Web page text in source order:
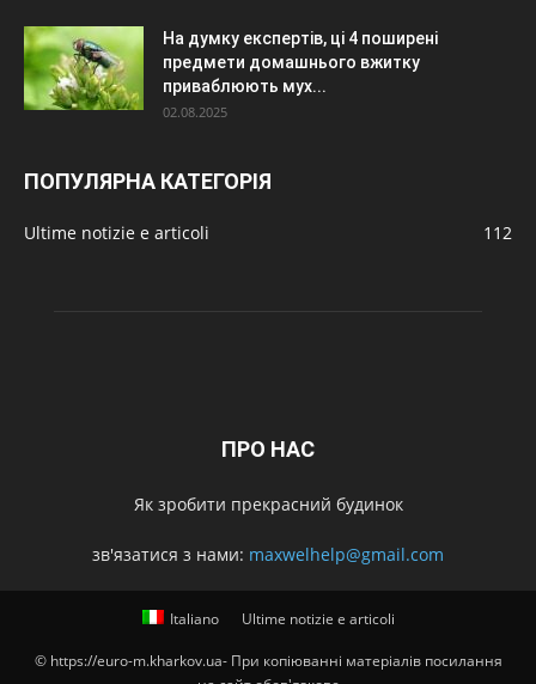
На думку експертів, ці 4 поширені
предмети домашнього вжитку
приваблюють мух...
02.08.2025
ПОПУЛЯРНА КАТЕГОРІЯ
Ultime notizie e articoli 112
ПРО НАС
Як зробити прекрасний будинок
зв'язатися з нами: maxwelhelp@gmail.com
Italiano Ultime notizie e articoli
© https://euro-m.kharkov.ua- При копіюванні матеріалів посилання